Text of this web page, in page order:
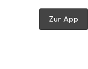
Zur App